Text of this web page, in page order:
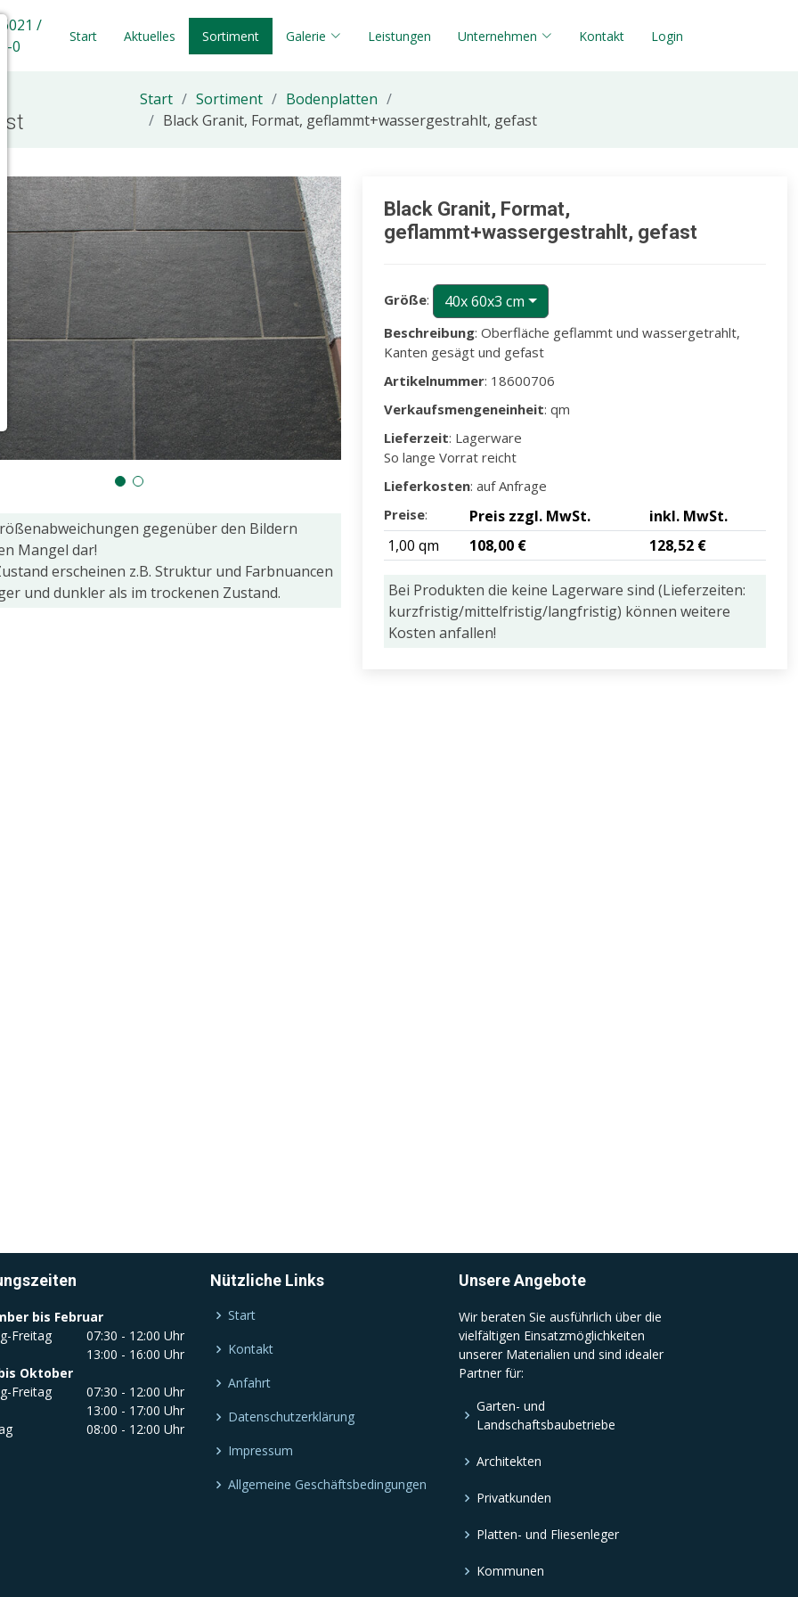
6021 /
0
Start Aktuelles Sortiment Galerie Leistungen Unternehmen Kontakt Login
Start Sortiment
Bodenplatten
Black Granit, Format, geflammt+wassergestrahlt, gefast
gegenüber den Bildern
Mangel dar!
erscheinen z.B. Struktur und Farbnuancen
und dunkler als im trockenen Zustand.
Black Granit, Format,
geflammt+wassergestrahlt, gefast
Größe: 40x 60x3 cm
Beschreibung: Oberfläche geflammt und wassergetrahlt,
Kanten gesägt und gefast
Artikelnummer: 18600706
Verkaufsmengeneinheit: qm
Lieferzeit: Lagerware
So lange Vorrat reicht
Lieferkosten: auf Anfrage
Preise: Preis zzgl. MwSt.
inkl. MwSt.
1,00 qm
108,00 € 128,52 €
Bei Produkten die keine Lagerware sind (Lieferzeiten:
kurzfristig/mittelfristig/langfristig) können weitere
Kosten anfallen!
bis Februar
Freitag
07:30 - 12:00 Uhr
13:00 - 16:00 Uhr
Oktober
Freitag
07:30 - 12:00 Uhr
13:00 - 17:00 Uhr
08:00 - 12:00 Uhr
Nützliche Links
Start
Kontakt
Anfahrt
Datenschutzerklärung
Impressum
Allgemeine Geschäftsbedingungen
Unsere Angebote
Wir beraten Sie ausführlich über die
vielfältigen Einsatzmöglichkeiten
unserer Materialien und sind idealer
Partner für:
Garten- und
Landschaftsbaubetriebe
Architekten
Privatkunden
Platten- und Fliesenleger
Kommunen